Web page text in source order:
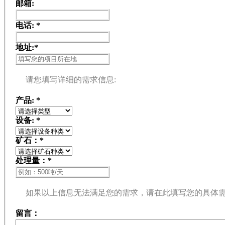
邮箱:
电话: *
地址:*
请您填写详细的需求信息:
产品: *
设备: *
矿石： *
处理量： *
如果以上信息无法满足您的需求，请在此填写您的具体
留言：